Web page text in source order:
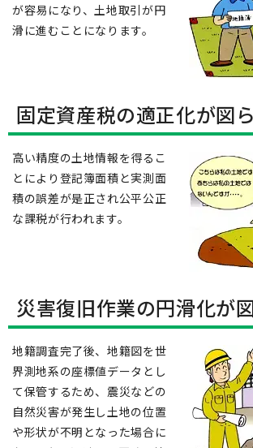
が容易になり、土地取引が円
滑に進むことになります。
固定資産税の適正化が図ら
高い精度の土地情報を得るこ
とにより登記簿面積と実測面
積の誤差が是正され公平公正
な課税が行われます。
災害復旧作業の円滑化が図
地籍調査完了後、地籍図を世
界測地系の座標値データとし
て保管するため、震災などの
自然災害が発生し土地の位置
や形状が不明となった場合に